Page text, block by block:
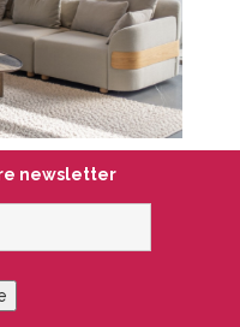
newsletter